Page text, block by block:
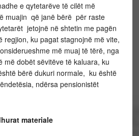
e qytetarëve të cilët më
muajin që janë bërë për raste
jetojnë në shtetin me pagën
regjion, ku pagat stagnojnë më vite,
më muaj të tërë, nga
më dobët sëvitëve të kaluara, ku
bërë dukuri normale, ku është
ndërsa pensionistët
të ardhurat materiale